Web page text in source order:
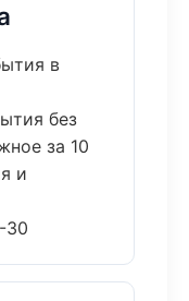
в
без
за 10
и
30